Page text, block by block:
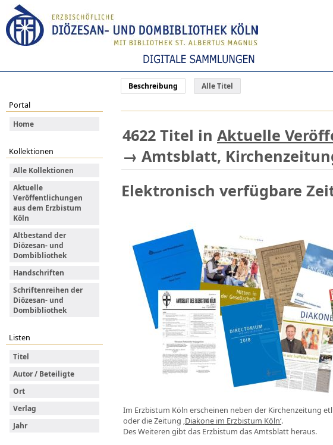
Beschreibung Alle Titel
Portal
Home
Kollektionen
Alle Kollektionen
Aktuelle
Veröffentlichungen
aus dem Erzbistum
Köln
Altbestand der
Diözesan- und
Dombibliothek
Handschriften
Schriftenreihen der
Diözesan- und
Dombibliothek
Listen
Titel
Autor / Beteiligte
Ort
Verlag
Jahr
4622 Titel in Aktuelle
→ Amtsblatt,
Elektronisch verfügbare
Im Erzbistum Köln erscheinen neben der Kirchenzeitung
oder die Zeitung ‚Diakone im Erzbistum Köln‘.
Des Weiteren gibt das Erzbistum das Amtsblatt heraus.